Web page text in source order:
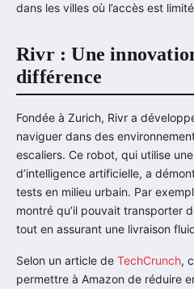
dans les villes où l’accès est
Rivr : Une
différence
Fondée à Zurich, Rivr a
naviguer dans des
escaliers. Ce robot, qui utilise
d’intelligence artificielle, a
tests en milieu urbain. Par
montré qu’il pouvait transporter
tout en assurant une livraison
Selon un article de TechCrunch,
permettre à Amazon de réduire